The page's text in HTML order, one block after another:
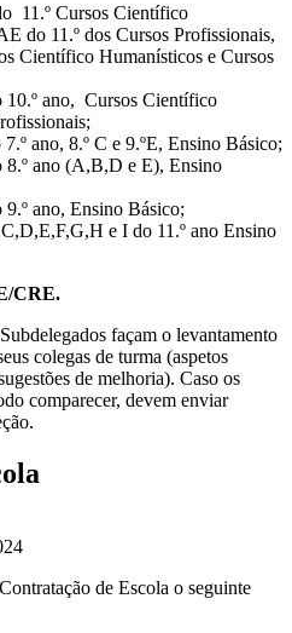
11.º Cursos Científico
do 11.º dos Cursos Profissionais,
Científico Humanísticos e Cursos
10.º ano, Cursos Científico
ano, 8.º C e 9.ºE, Ensino Básico;
8.º ano (A,B,D e E), Ensino
ano, Ensino Básico;
e I do 11.º ano Ensino
CRE.
façam o levantamento
colegas de turma (aspetos
de melhoria). Caso os
comparecer, devem enviar
de Escola o seguinte